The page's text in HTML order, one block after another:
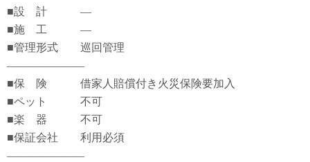
■設 計 ―
■施 工 ―
■管理形式 巡回管理
―――――――
■保 険 借家人賠償付き火災保険要加入
■ペット 不可
■楽 器 不可
■保証会社 利用必須
―――――――